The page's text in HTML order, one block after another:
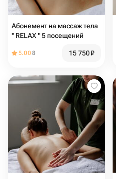
Абонемент на массаж тела
" RELAX " 5 посещений
5.008 15 750₽